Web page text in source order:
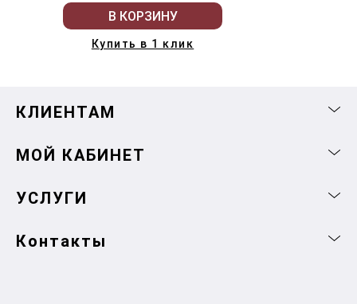
В КОРЗИНУ
Купить в 1 клик
КЛИЕНТАМ
МОЙ КАБИНЕТ
УСЛУГИ
Контакты